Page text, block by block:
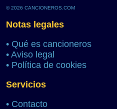
© 2026 CANCIONEROS.COM
Notas legales
• Qué es cancioneros
• Aviso legal
• Política de cookies
Servicios
• Contacto